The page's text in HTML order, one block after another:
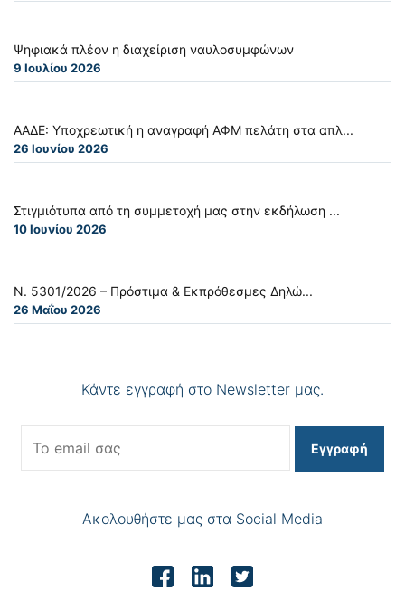
Ψηφιακά πλέον η διαχείριση ναυλοσυμφώνων
9 Ιουλίου 2026
ΑΑΔΕ: Υποχρεωτική η αναγραφή ΑΦΜ πελάτη στα απλ...
26 Ιουνίου 2026
Στιγμιότυπα από τη συμμετοχή μας στην εκδήλωση ...
10 Ιουνίου 2026
Ν. 5301/2026 – Πρόστιμα & Εκπρόθεσμες Δηλώ...
26 Μαΐου 2026
Κάντε εγγραφή στο Newsletter μας.
Εγγραφή
Ακολουθήστε μας στα Social Media